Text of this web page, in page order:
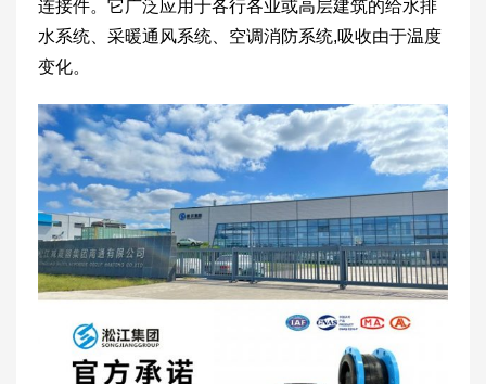
连接件。它广泛应用于各行各业或高层建筑的给水排
水系统、采暖通风系统、空调消防系统,吸收由于温度
变化。